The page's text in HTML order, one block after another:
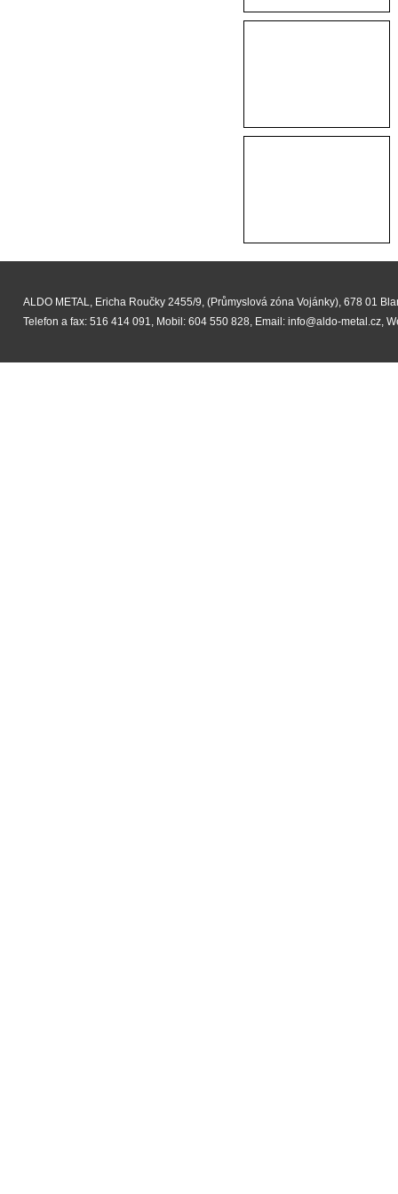
ALDO METAL, Ericha Roučky 2455/9, (Průmyslová zóna Vojánky), 678 01
Telefon a fax: 516 414 091, Mobil: 604 550 828, Email: info@aldo-metal.cz,